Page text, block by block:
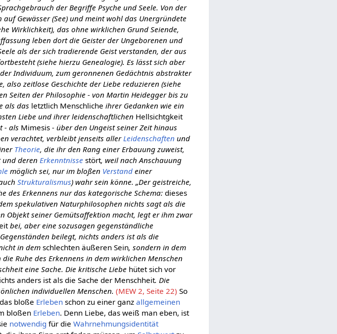
der Begriffe Psyche und Seele. Von der
Gewässer (See) und meint wohl das Unergründete
Wirklichkeit), das ohne wirklichen Grund Seiende,
leben dort die Geister der Ungeborenen und
als der sich tradierende Geist verstanden, der aus
(siehe hierzu Genealogie). Es lässt sich aber
Individuum, zum geronnenen Gedächtnis abstrakter
zeitlose Geschichte der Liebe reduzieren (siehe
Seiten der Philosophie - von Martin Heidegger bis zu
als das letztlich Menschliche ihrer Gedanken wie ein
Liebe und ihrer leidenschaftlichen Hellsichtgkeit
- als Mimesis - über den Ungeist seiner Zeit hinaus
verachtet, verbleibt jenseits allerLeidenschaften und
Theorie, die ihr den Rang einer Erbauung zuweist,
und derenErkenntnisse stört, weil nach Anschauung
möglich sei, nur im bloßen Verstand einer
Strukturalismus) wahr sein könne. „Der geistreiche,
des Erkennens nur das kategorische Schema:dieses
spekulativen Naturphilosophen nichts sagt als die
Objekt seiner Gemütsaffektion macht, legt er ihm zwar
bei, aber eine sozusagen gegenständliche
beilegt, nichts anders ist als die
in demschlechten äußeren Sein, sondern in dem
Ruhe des Erkennens in dem wirklichen Menschen
eine Sache. Die kritische Liebe hütet sich vor
anders ist als die Sache der Menschheit. Die
individuellen Menschen. (MEW 2, Seite 22) So
bloße Erleben schon zu einer ganzallgemeinen
bloßen Erleben. Denn Liebe, das weiß man eben, ist
notwendig für dieWahrnehmungsidentität